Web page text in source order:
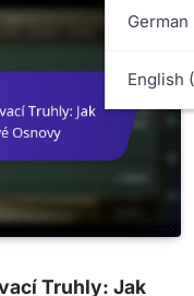
German
English
Truhly: Jak